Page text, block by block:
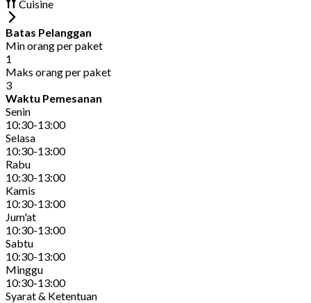
Cuisine
Batas Pelanggan
Min orang per paket
1
Maks orang per paket
3
Waktu Pemesanan
Senin
10:30-13:00
Selasa
10:30-13:00
Rabu
10:30-13:00
Kamis
10:30-13:00
Jum'at
10:30-13:00
Sabtu
10:30-13:00
Minggu
10:30-13:00
Syarat & Ketentuan